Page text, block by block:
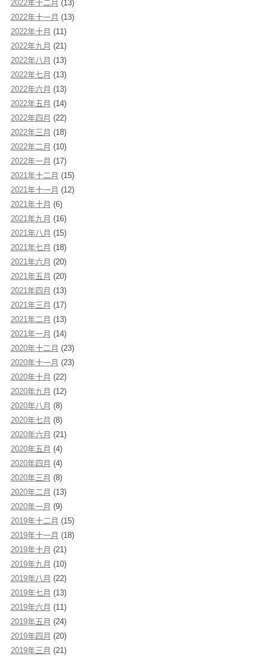
2022年十二月 (13)
2022年十一月 (13)
2022年十月 (11)
2022年九月 (21)
2022年八月 (13)
2022年七月 (13)
2022年六月 (13)
2022年五月 (14)
2022年四月 (22)
2022年三月 (18)
2022年二月 (10)
2022年一月 (17)
2021年十二月 (15)
2021年十一月 (12)
2021年十月 (6)
2021年九月 (16)
2021年八月 (15)
2021年七月 (18)
2021年六月 (20)
2021年五月 (20)
2021年四月 (13)
2021年三月 (17)
2021年二月 (13)
2021年一月 (14)
2020年十二月 (23)
2020年十一月 (23)
2020年十月 (22)
2020年九月 (12)
2020年八月 (8)
2020年七月 (8)
2020年六月 (21)
2020年五月 (4)
2020年四月 (4)
2020年三月 (8)
2020年二月 (13)
2020年一月 (9)
2019年十二月 (15)
2019年十一月 (18)
2019年十月 (21)
2019年九月 (10)
2019年八月 (22)
2019年七月 (13)
2019年六月 (11)
2019年五月 (24)
2019年四月 (20)
2019年三月 (21)